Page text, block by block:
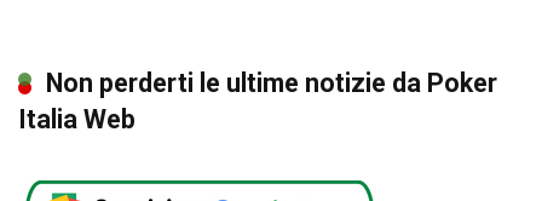
Non perderti le ultime notizie da Poker
Italia Web